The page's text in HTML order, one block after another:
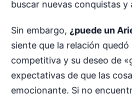
buscar nuevas conquistas
Sin embargo, ¿puede un
siente que la relación
competitiva y su deseo de
expectativas de que las
emocionante. Si no